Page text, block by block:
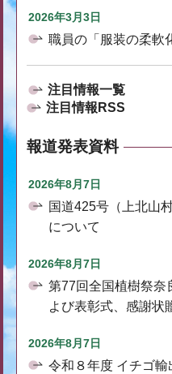
2026年3月3日
職員の「服装の柔軟
注目情報一覧
注目情報RSS
報道発表資料
2026年8月7日
国道425号（上北山
について
2026年8月7日
第77回全国植樹祭奈
よび表彰式、感謝状
2026年8月7日
令和８年度 イチゴ